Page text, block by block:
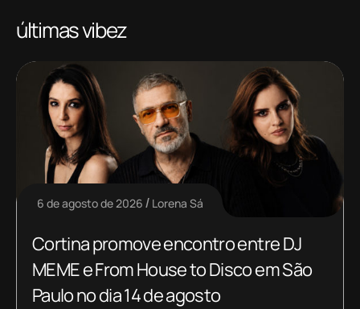
últimas vibez
6 de agosto de 2026 Lorena Sá
Cortina promove encontro entre DJ
MEME e From House to Disco em São
Paulo no dia 14 de agosto